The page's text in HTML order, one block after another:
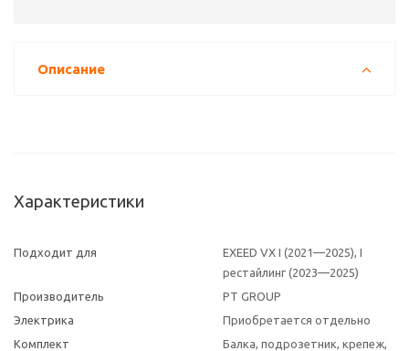
Описание
Характеристики
Подходит для
EXEED VX I (2021—2025), I
рестайлинг (2023—2025)
Производитель
PT GROUP
Электрика
Приобретается отдельно
Комплект
Балка, подрозетник, крепеж,